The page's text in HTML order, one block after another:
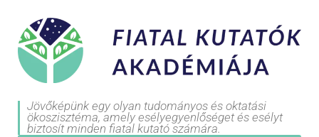
Jövőképünk egy olyan tudományos és oktatási
ökoszisztéma, amely esélyegyenlőséget és esélyt
biztosít minden fiatal kutató számára.